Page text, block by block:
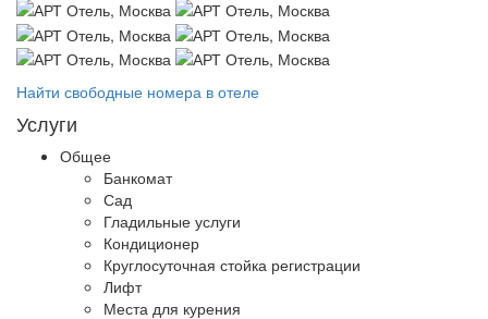
Найти свободные номера в отеле
Услуги
Общее
Банкомат
Сад
Гладильные услуги
Кондиционер
Круглосуточная стойка регистрации
Лифт
Места для курения